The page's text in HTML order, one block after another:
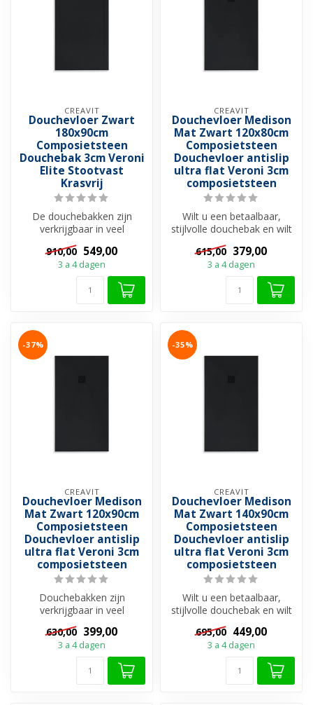
CREAVIT
Douchevloer Zwart
180x90cm
Composietsteen
Douchebak 3cm Veroni
Elite Stootvast
Krasvrij
De douchebakken zijn
verkrijgbaar in veel
verschillende materialen. Als
u jaren...
910,00 549,00
3 a 4 dagen
CREAVIT
Douchevloer Medison
Mat Zwart 120x80cm
Composietsteen
Douchevloer antislip
ultra flat Veroni 3cm
composietsteen
Wilt u een betaalbaar,
stijlvolle douchebak en wilt
u uw douche een onderdeel
v...
615,00 379,00
3 a 4 dagen
-37%
CREAVIT
Douchevloer Medison
Mat Zwart 120x90cm
Composietsteen
Douchevloer antislip
ultra flat Veroni 3cm
composietsteen
Douchebakken zijn
verkrijgbaar in veel
het maken v...
630,00 399,00
3 a 4 dagen
-35%
CREAVIT
Douchevloer Medison
Mat Zwart 140x90cm
Composietsteen
Douchevloer antislip
ultra flat Veroni 3cm
composietsteen
Wilt u een betaalbaar,
stijlvolle douchebak en wilt
v...
695,00 449,00
3 a 4 dagen